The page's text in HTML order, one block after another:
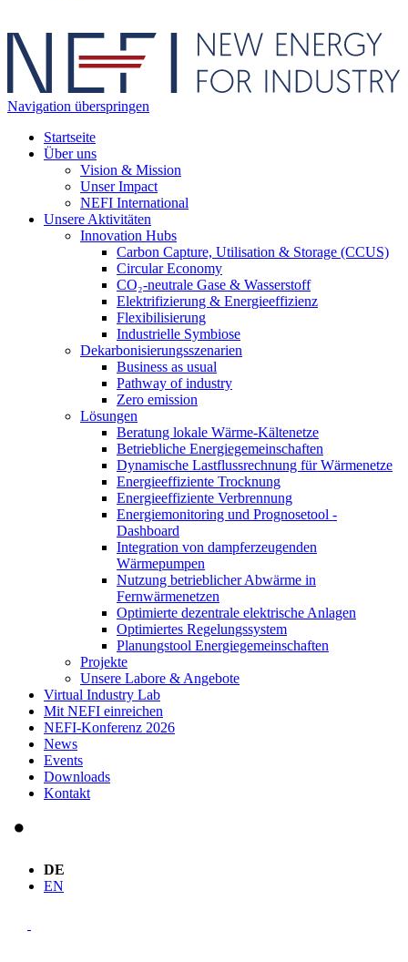
Navigation überspringen
Startseite
Über uns
Vision & Mission
Unser Impact
NEFI International
Unsere Aktivitäten
Innovation Hubs
Carbon Capture, Utilisation & Storage (CCUS)
Circular Economy
CO₂-neutrale Gase & Wasserstoff
Elektrifizierung & Energieeffizienz
Flexibilisierung
Industrielle Symbiose
Dekarbonisierungs­szenarien
Business as usual
Pathway of industry
Zero emission
Lösungen
Beratung lokale Wärme-Kältenetze
Betriebliche Energiegemeinschaften
Dynamische Lastflussrechnung für Wärmenetze
Energieeffiziente Trocknung
Energieeffiziente Verbrennung
Energiemonitoring und Prognosetool -
Dashboard
Integration von dampferzeugenden
Wärmepumpen
Nutzung betrieblicher Abwärme in
Fernwärmenetzen
Optimierte dezentrale elektrische Anlagen
Optimiertes Regelungssystem
Planungstool Energiegemeinschaften
Projekte
Unsere Labore & Angebote
Virtual Industry Lab
Mit NEFI einreichen
NEFI-Konferenz 2026
News
Events
Downloads
Kontakt
DE
EN